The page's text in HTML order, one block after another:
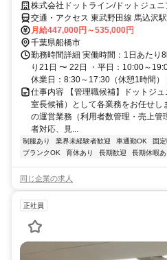
株式会社ドットライン/ドットジュ
発達支援) 船橋法典第2教室
交通・アクセス 東武野田線 馬込沢
月給447,000円～535,000円
千葉県船橋市
勤務時間詳細 実働時間：1日あたり
り21日 〜 22日 ・平日：10:00～
休業日：8:30～17:30（休憩1時間
仕事内容 【管理職候補】ドットジ
室長候補）として各業務をお任せ
の運営業務（利用者数管理・売上管
者対応、見...
制服あり 業界未経験者歓迎 車通勤OK 固
ブランクOK
育休あり 長期歓迎 長期休暇あ
同じ企業の求人
正社員